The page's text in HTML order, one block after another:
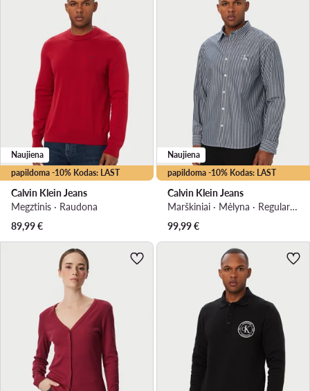
papildoma -10% Kodas: LAST
Naujiena
Calvin Klein Jeans
Megztinis · Raudona
89,99€
papildoma -10% Kodas: LAST
Naujiena
Calvin Klein Jeans
Marškiniai · Mėlyna · Regular Fit
99,99€